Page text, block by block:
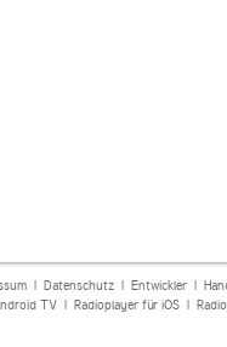
| Datenschutz| Entwickler|
TV| Radioplayer für iOS|